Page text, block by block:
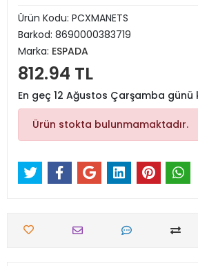
Ürün Kodu: PCXMANETS
Barkod: 8690000383719
Marka: ESPADA
812.94 TL
En geç 12 Ağustos Çarşamba
Ürün stokta bulunmamaktadır.